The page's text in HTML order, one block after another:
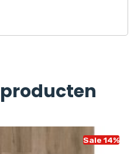
Sale 14%